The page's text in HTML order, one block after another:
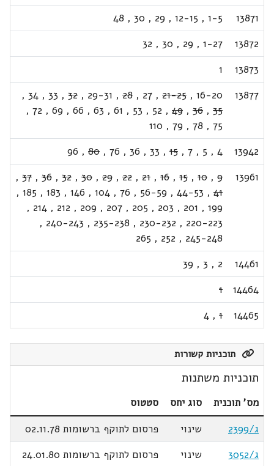
13871
1-5
,
12-15
,
29
,
30
,
48
13872
1-27
,
29
,
30
,
32
13873
1
13877
16-20
,
21-25
,
27
,
28
,
29-31
,
32
,
33
,
34
,
35
,
36
,
49
,
52
,
53
,
61
,
63
,
66
,
69
,
72
,
75
,
78
,
79
,
110
13942
4
,
5
,
7
,
15
,
33
,
36
,
76
,
80
,
96
13961
9
,
10
,
15
,
16
,
21
,
22
,
29
,
30
,
32
,
36
,
37
,
41
,
44-53
,
56-59
,
76
,
104
,
146
,
183
,
185
,
199
,
201
,
203
,
205
,
207
,
209
,
212
,
214
,
220-223
,
230-232
,
235-238
,
240-243
,
245-248
,
252
,
265
14461
2
,
3
,
39
14464
1
14465
1
,
4
תוכניות קשורות
תוכניות משתנות
מס' תוכנית סוג יחס
סטטוס
ג/2399
שינוי
פרסום לתוקף ברשומות 02.11.78
ג/3052
שינוי
פרסום לתוקף ברשומות 24.01.80